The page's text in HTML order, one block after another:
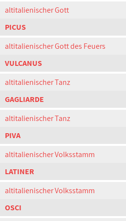
altitalienischer Gott
PICUS
altitalienischer Gott des Feuers
VULCANUS
altitalienischer Tanz
GAGLIARDE
altitalienischer Tanz
PIVA
altitalienischer Volksstamm
LATINER
altitalienischer Volksstamm
OSCI